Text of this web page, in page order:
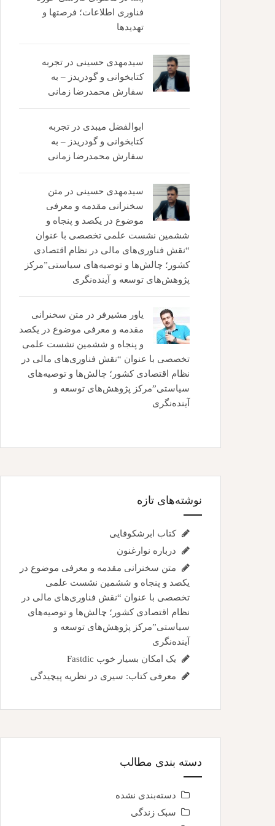
فناوری اطلاعات؛ فرصتها و
تهدیدها
سیدمهدی حسینی در تجربه
کتابخوانی و گودریدز – به
سفارش محمدرضا زمانی
ابوالفضل میبدی در تجربه
کتابخوانی و گودریدز – به
سفارش محمدرضا زمانی
سیدمهدی حسینی در متن
سخنرانی مقدمه و معرفی
موضوع در یکصد و پنجاه و
ششمین نشست علمی تخصصی با عنوان
“نقش فناوری‌های مالی در نظام اقتصادی
کشور؛ چالش‌ها و توصیه‌های سیاستی”مرکز
پژوهش‌های توسعه و آینده‌نگری
یاور مشیرفر در متن سخنرانی
مقدمه و معرفی موضوع در یکصد
و پنجاه و ششمین نشست علمی
تخصصی با عنوان “نقش فناوری‌های مالی در
نظام اقتصادی کشور؛ چالش‌ها و توصیه‌های
سیاستی”مرکز پژوهش‌های توسعه و
آینده‌نگری
نوشته‌های تازه
کتاب ابرشکوفایی
درباره نوارغنون
متن سخنرانی مقدمه و معرفی موضوع در
یکصد و پنجاه و ششمین نشست علمی
تخصصی با عنوان “نقش فناوری‌های مالی در
نظام اقتصادی کشور؛ چالش‌ها و توصیه‌های
سیاستی”مرکز پژوهش‌های توسعه و
آینده‌نگری
یک امکان بسیار خوب Fastdic
معرفی کتاب: سیری در نظریه پیچیدگی
دسته بندی مطالب
دسته‌بندی نشده
سبک زندگی